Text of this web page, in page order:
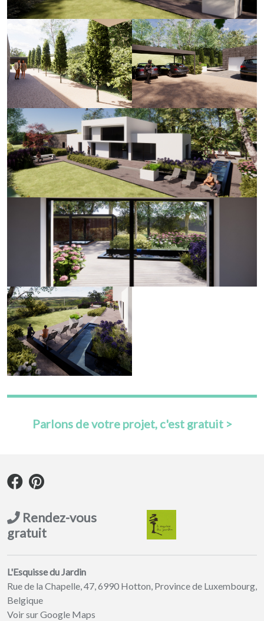
Parlons de votre projet, c'est gratuit >
Rendez-vous
gratuit
L'Esquisse du Jardin
Rue de la Chapelle, 47, 6990 Hotton, Province de Luxembourg,
Belgique
Voir sur Google Maps